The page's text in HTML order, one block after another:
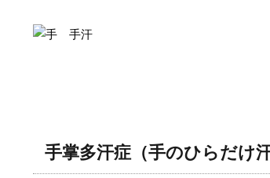
手掌多汗症（手のひらだけ